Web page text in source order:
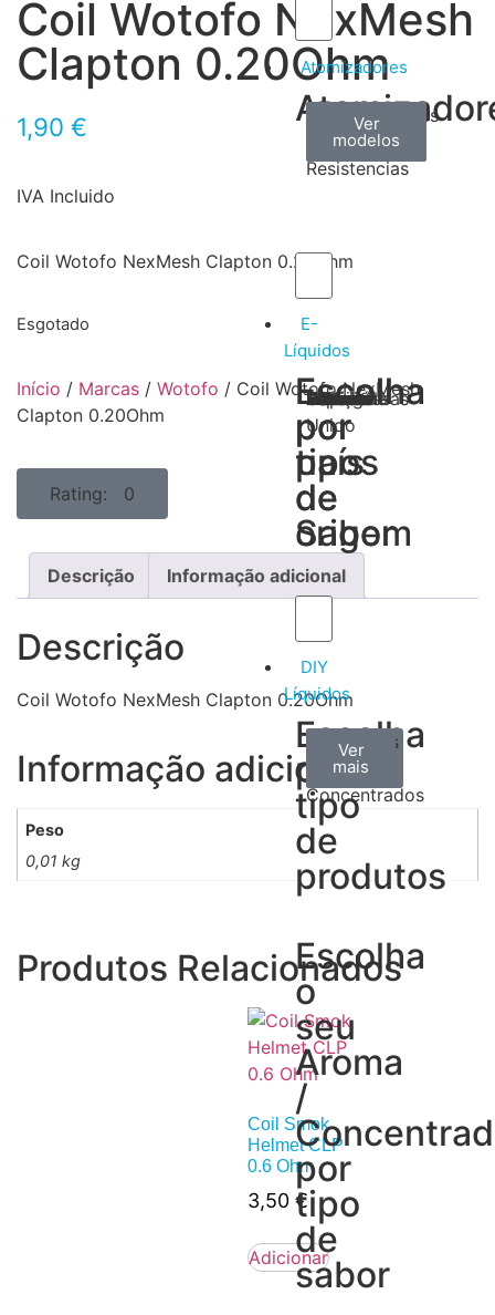
Atomizadores
Claromizadores
Ver
modelos
Reconstruíveis
Ver
modelos
Resistencias
Ver
modelos
E-
Líquidos
Escolha
por
tipos
de
Sabor
Tabaco
Frutas
Bebidas
Frescos
Sobremesas
Escolha
por
país
de
origem
Portugal
Alemanha
USA
Reino
Unido
Canadá
França
Malásia
Filipinas
Espanha
Polónia
Grécia
DIY
Líquidos
Escolha
por
tipo
de
produtos
Aromas
Concentrados
Ver
todos
Bases
Ver
mais
Accesorios
Ver
mais
Escolha
o
seu
Aroma
/
por
tipo
de
sabor
Coil Wotofo NexMesh
Clapton 0.20Ohm
1,90 €
IVA Incluido
Coil Wotofo NexMesh Clapton 0.20Ohm
Esgotado
Início / Marcas / Wotofo / Coil Wotofo NexMesh
Clapton 0.20Ohm
Rating: 0
Descrição Informação adicional
Descrição
Coil Wotofo NexMesh Clapton 0.20Ohm
Informação adicional
Peso
0,01 kg
Produtos Relacionados
Coil Smok
Helmet CLP
0.6 Ohm
3,50 €
Adicionar